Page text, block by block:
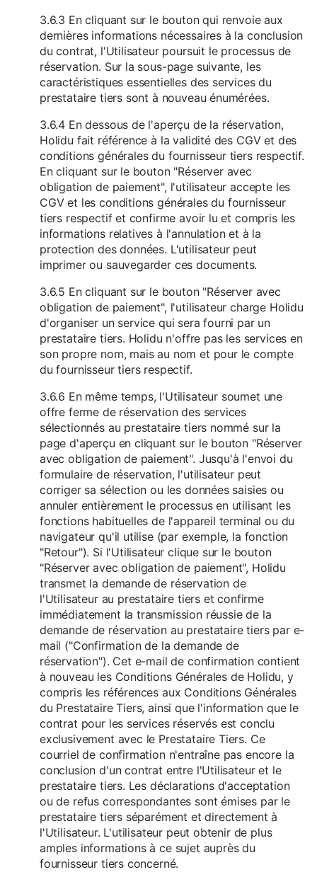
3.6.3 En cliquant sur le bouton qui renvoie aux
dernières informations nécessaires à la conclusion
du contrat, l'Utilisateur poursuit le processus de
réservation. Sur la sous-page suivante, les
caractéristiques essentielles des services du
prestataire tiers sont à nouveau énumérées.
3.6.4 En dessous de l'aperçu de la réservation,
Holidu fait référence à la validité des CGV et des
conditions générales du fournisseur tiers respectif.
En cliquant sur le bouton "Réserver avec
obligation de paiement", l'utilisateur accepte les
CGV et les conditions générales du fournisseur
tiers respectif et confirme avoir lu et compris les
informations relatives à l'annulation et à la
protection des données. L'utilisateur peut
imprimer ou sauvegarder ces documents.
3.6.5 En cliquant sur le bouton "Réserver avec
obligation de paiement", l'utilisateur charge Holidu
d'organiser un service qui sera fourni par un
prestataire tiers. Holidu n'offre pas les services en
son propre nom, mais au nom et pour le compte
du fournisseur tiers respectif.
3.6.6 En même temps, l'Utilisateur soumet une
offre ferme de réservation des services
sélectionnés au prestataire tiers nommé sur la
page d'aperçu en cliquant sur le bouton "Réserver
avec obligation de paiement". Jusqu'à l'envoi du
formulaire de réservation, l'utilisateur peut
corriger sa sélection ou les données saisies ou
annuler entièrement le processus en utilisant les
fonctions habituelles de l'appareil terminal ou du
navigateur qu'il utilise (par exemple, la fonction
"Retour"). Si l'Utilisateur clique sur le bouton
"Réserver avec obligation de paiement", Holidu
transmet la demande de réservation de
l'Utilisateur au prestataire tiers et confirme
immédiatement la transmission réussie de la
demande de réservation au prestataire tiers par e-
mail ("Confirmation de la demande de
réservation"). Cet e-mail de confirmation contient
à nouveau les Conditions Générales de Holidu, y
compris les références aux Conditions Générales
du Prestataire Tiers, ainsi que l'information que le
contrat pour les services réservés est conclu
exclusivement avec le Prestataire Tiers. Ce
courriel de confirmation n'entraîne pas encore la
conclusion d'un contrat entre l'Utilisateur et le
prestataire tiers. Les déclarations d'acceptation
ou de refus correspondantes sont émises par le
prestataire tiers séparément et directement à
l'Utilisateur. L'utilisateur peut obtenir de plus
amples informations à ce sujet auprès du
fournisseur tiers concerné.